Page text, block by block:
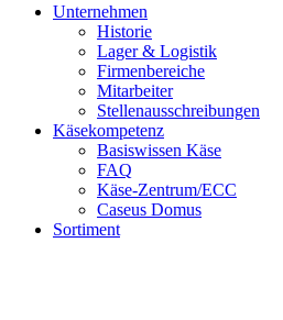
Unternehmen
Historie
Lager & Logistik
Firmenbereiche
Mitarbeiter
Stellenausschreibungen
Käsekompetenz
Basiswissen Käse
FAQ
Käse-Zentrum/ECC
Caseus Domus
Sortiment